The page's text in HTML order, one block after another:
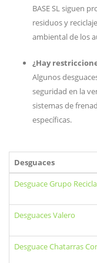
BASE SL siguen
residuos y
ambiental de los
¿Hay
Algunos
seguridad en la
sistemas de
específicas.
Desguaces
Desguace Grupo
Desguaces Valero
Desguace Chatarras